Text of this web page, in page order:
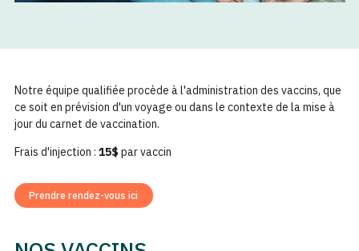
Notre équipe qualifiée procède à l'administration des vaccins, que
ce soit en prévision d'un voyage ou dans le contexte de la mise à
jour du carnet de vaccination.
Frais d'injection : 15$ par vaccin
Prendre rendez-vous ici